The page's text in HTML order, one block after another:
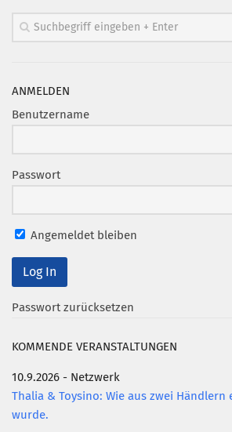
Bundesverband Marketing Clubs
MARKETING PIONIERE
CLUB-KOMMUNIKATION
MCM Club TV
Mitglied werden
PODCAST
AKTUELLES
ANMELDEN
Benutzername
Passwort
Angemeldet bleiben
Passwort zurücksetzen
KOMMENDE VERANSTALTUNGEN
10.9.2026 - Netzwerk
Thalia & Toysino: Wie aus zwei Händlern
wurde.